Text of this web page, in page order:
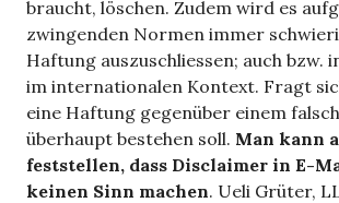
braucht, löschen. Zudem wird es
zwingenden Normen immer
Haftung auszuschliessen; auch bzw.
im internationalen Kontext. Fragt
eine Haftung gegenüber einem
überhaupt bestehen soll. Man kann
feststellen, dass Disclaimer in E-
keinen Sinn machen. Ueli Grüter,